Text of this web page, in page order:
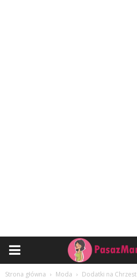
Strona główna Moda Dodatki na Chrzest